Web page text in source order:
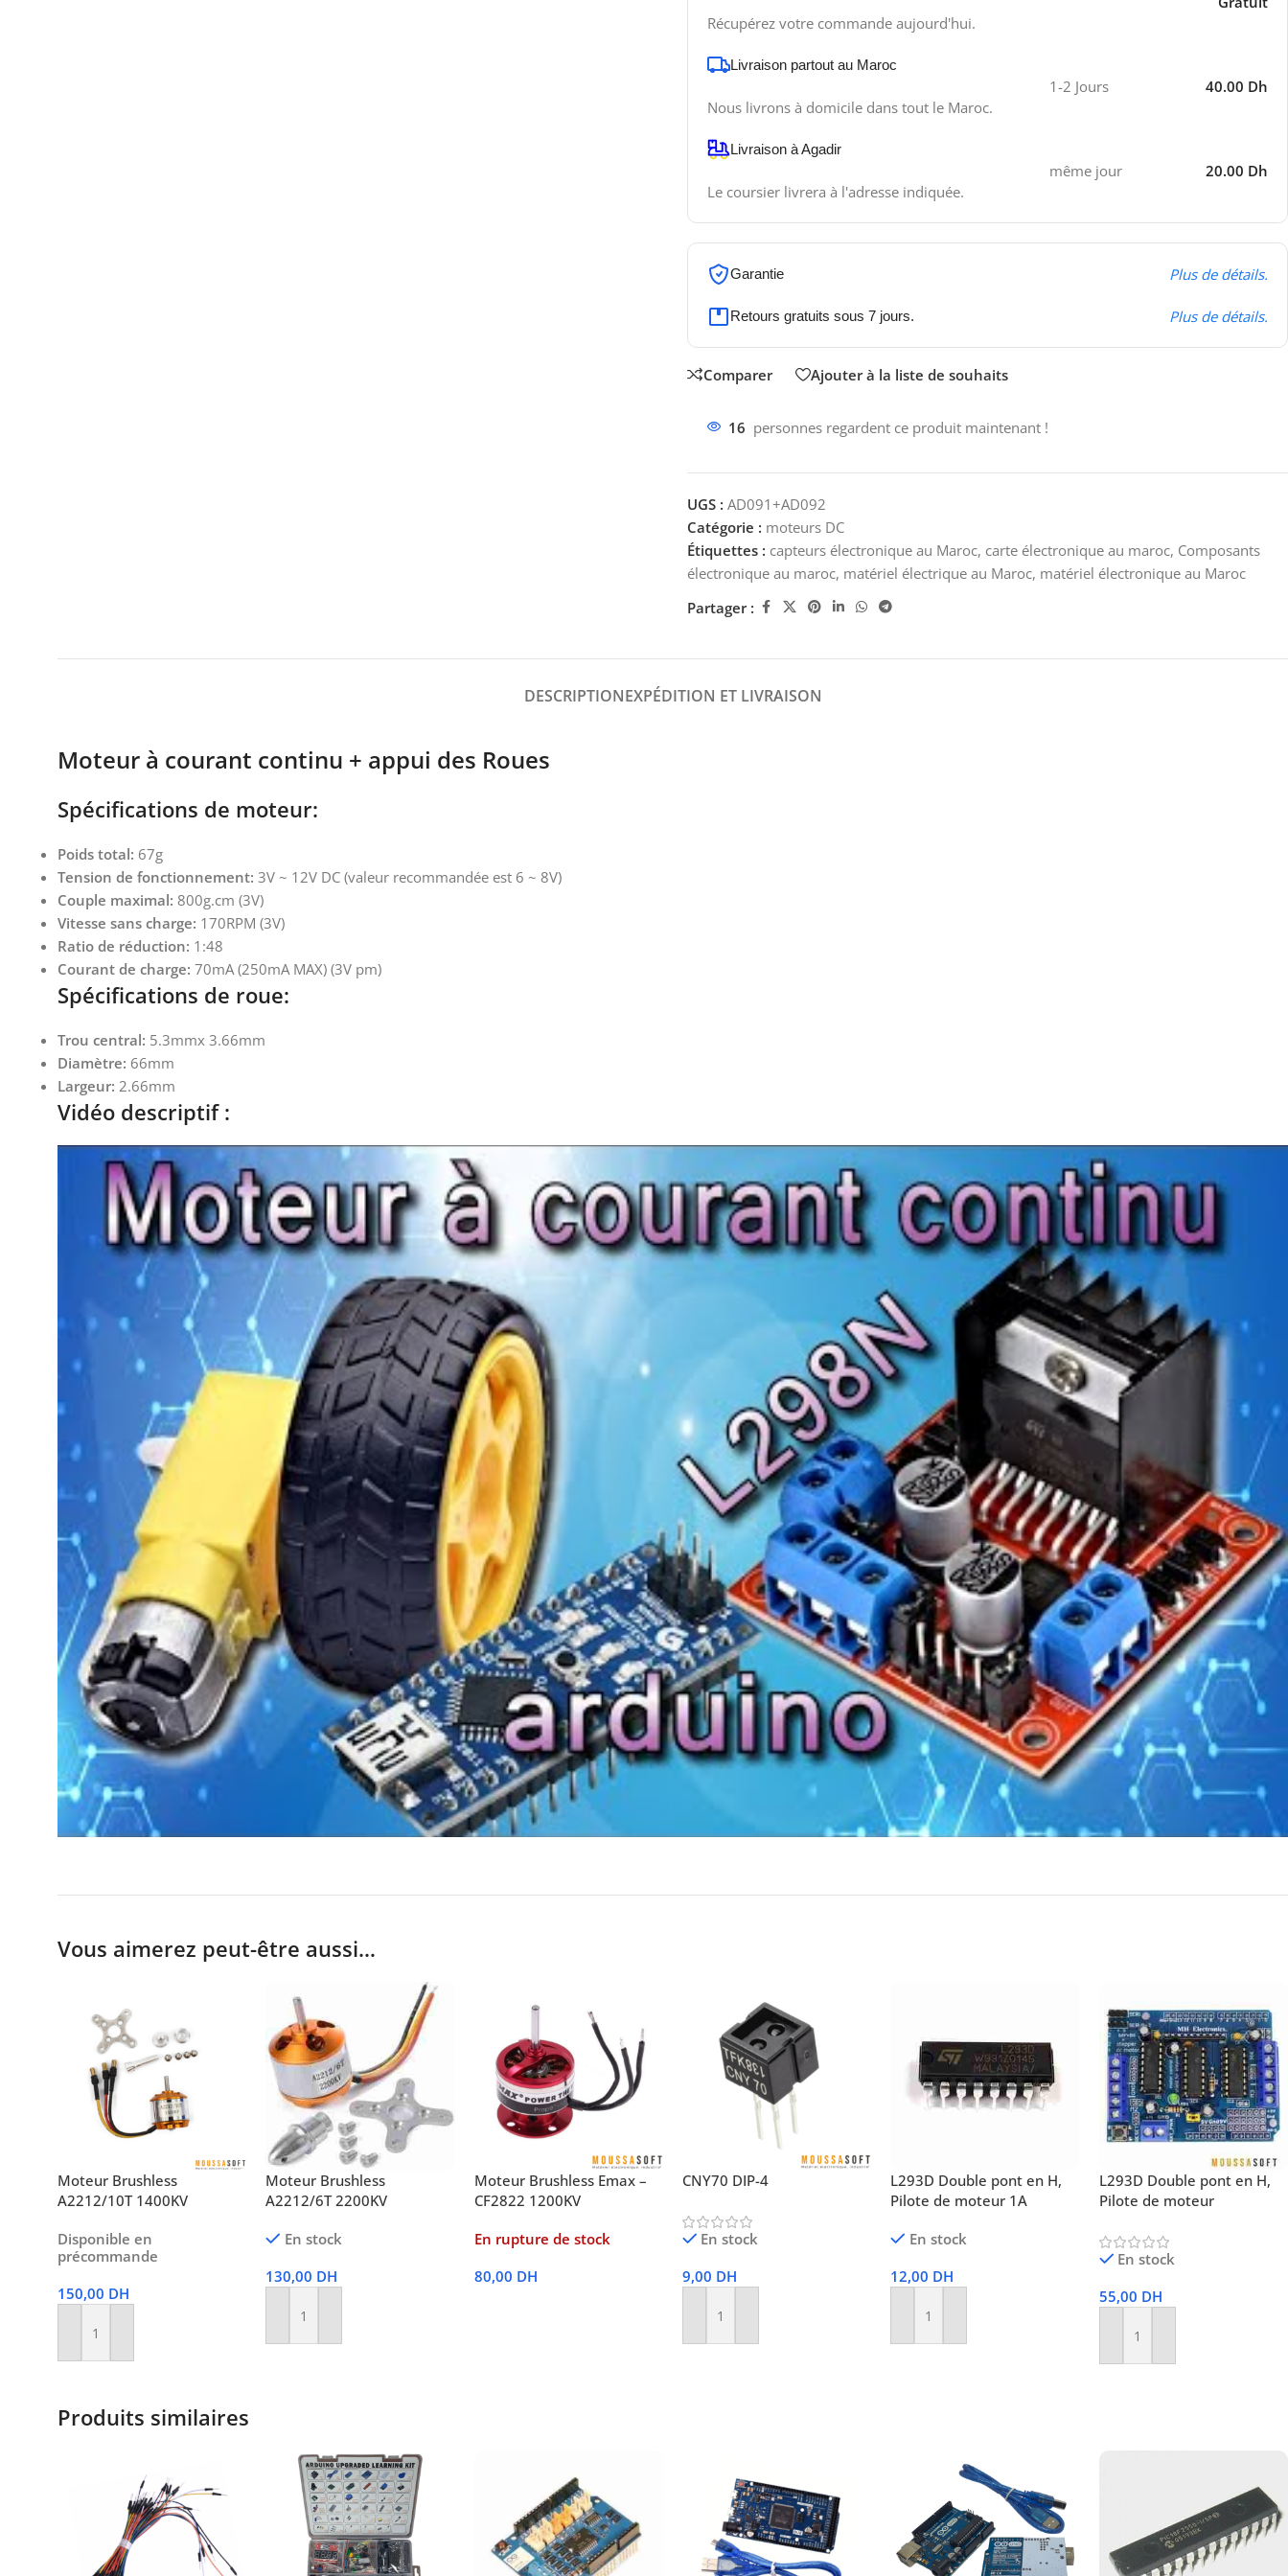
Récupérez votre commande aujourd'hui.
Livraison partout au Maroc
Nous livrons à domicile dans tout le Maroc.
1-2 Jours 40.00 Dh
Livraison à Agadir
Le coursier livrera à l'adresse indiquée.
même jour 20.00 Dh
Garantie Plus de détails.
Retours gratuits sous 7 jours. Plus de détails.
Comparer Ajouter à la liste de souhaits
16 personnes regardent ce produit maintenant !
UGS : AD091+AD092
Catégorie : moteurs DC
Étiquettes : capteurs électronique au Maroc, carte électronique au maroc, Composants
électronique au maroc, matériel électrique au Maroc, matériel électronique au Maroc
Partager :
DESCRIPTIONEXPÉDITION ET LIVRAISON
Moteur à courant continu + appui des Roues
Spécifications de moteur:
Poids total: 67g
Tension de fonctionnement: 3V ~ 12V DC (valeur recommandée est 6 ~ 8V)
Couple maximal: 800g.cm (3V)
Vitesse sans charge: 170RPM (3V)
Ratio de réduction: 1:48
Courant de charge: 70mA (250mA MAX) (3V pm)
Spécifications de roue:
Trou central: 5.3mmx 3.66mm
Diamètre: 66mm
Largeur: 2.66mm
Vidéo descriptif :
Vous aimerez peut-être aussi…
Moteur Brushless
A2212/10T 1400KV
Disponible en
précommande
150,00 DH
Ajouter Au Panier
Moteur Brushless
A2212/6T 2200KV
En stock
130,00 DH
Ajouter Au Panier
Moteur Brushless Emax –
CF2822 1200KV
En rupture de stock
80,00 DH
CNY70 DIP-4
En stock
9,00 DH
Ajouter Au Panier
L293D Double pont en H,
Pilote de moteur 1A
En stock
12,00 DH
Ajouter Au Panier
L293D Double pont en H,
Pilote de moteur
En stock
55,00 DH
Ajouter Au Panier
Produits similaires